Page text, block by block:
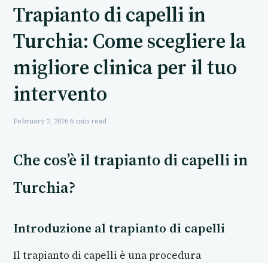
Trapianto di capelli in
Turchia: Come scegliere la
migliore clinica per il tuo
intervento
February 2, 2026·6 min read
Che cos’è il trapianto di capelli in
Turchia?
Introduzione al trapianto di capelli
Il trapianto di capelli è una procedura